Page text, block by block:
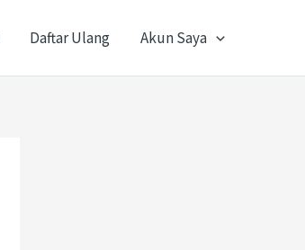
Daftar Ulang Akun Saya